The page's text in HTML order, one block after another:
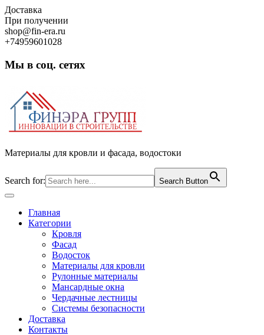
Skip
to
content
Доставка
При получении
shop@fin-era.ru
+74959601028
Мы в соц. сетях
Материалы для кровли и фасада, водостоки
Search for: Search Button
Open
ButtonГлавная
Категории
Кровля
Фасад
Водосток
Материалы для кровли
Рулонные материалы
Мансардные окна
Чердачные лестницы
Системы безопасности
Доставка
Контакты